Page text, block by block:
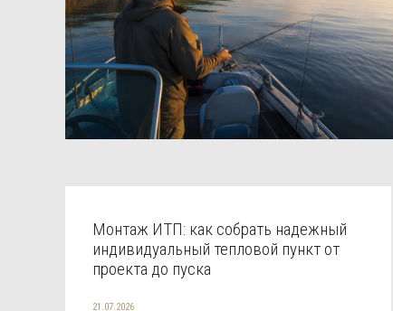
Монтаж ИТП: как собрать надежный
индивидуальный тепловой пункт от
проекта до пуска
21.07.2026